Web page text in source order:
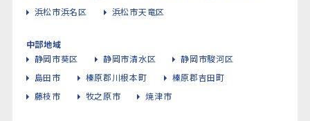
浜松市浜名区
浜松市天竜区
中部地域
静岡市葵区
静岡市清水区
静岡市駿河区
島田市
榛原郡川根本町
榛原郡吉田町
藤枝市
牧之原市 焼津市